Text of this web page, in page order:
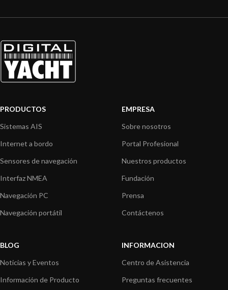
PRODUCTOS
Sistemas AIS
Internet a bordo
Sensores de navegación
Interfaz NMEA
Navegación PC
Navegación portátil
EMPRESA
Sobre nosotros
Portal Profesional
Nuestros productos
Fundación
Prensa
Contáctenos
BLOG
Noticias y Eventos
Información de Producto
INFORMACION
Centro de Asistencia
Preguntas frecuentes